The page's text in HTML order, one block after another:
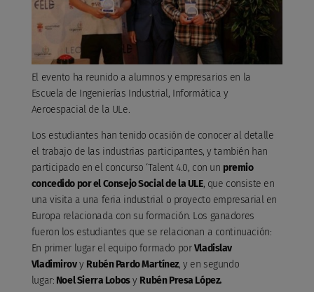
El evento ha reunido a alumnos y empresarios en la
Escuela de Ingenierías Industrial, Informática y
Aeroespacial de la ULe.
Los estudiantes han tenido ocasión de conocer al detalle
el trabajo de las industrias participantes, y también han
participado en el concurso ‘Talent 4.0, con un premio
concedido por el Consejo Social de la ULE, que consiste en
una visita a una feria industrial o proyecto empresarial en
Europa relacionada con su formación. Los ganadores
fueron los estudiantes que se relacionan a continuación:
En primer lugar el equipo formado porVladislav
Vladimirovy Rubén Pardo Martínez, y en segundo
lugar: Noel Sierra Lobosy Rubén Presa López.